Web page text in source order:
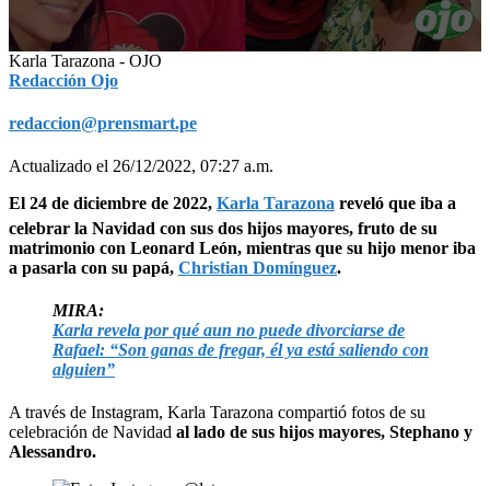
0
seconds
of
seconds
Karla Tarazona - OJO
Redacción Ojo
redaccion@prensmart.pe
Actualizado el 26/12/2022, 07:27 a.m.
El 24 de diciembre de 2022, Karla Tarazona reveló que iba a
celebrar la Navidad con sus dos hijos mayores, fruto de su
matrimonio con Leonard León, mientras que su hijo menor iba
a pasarla con su papá, Christian Domínguez.
MIRA:
Karla revela por qué aun no puede divorciarse de
Rafael: “Son ganas de fregar, él ya está saliendo con
alguien”
A través de Instagram, Karla Tarazona compartió fotos de su
celebración de Navidad al lado de sus hijos mayores, Stephano y
Alessandro.